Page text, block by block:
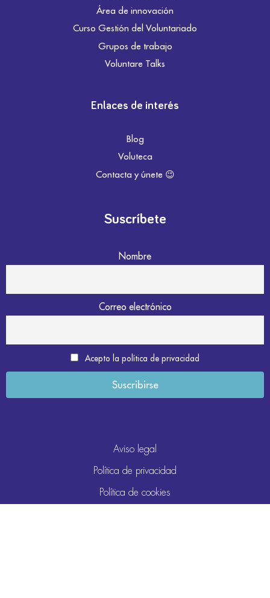
Área de innovación
Curso Gestión del Voluntariado
Grupos de trabajo
Voluntare Talks
Enlaces de interés
Blog
Voluteca
Contacta y únete 😉
Suscríbete
Nombre
Correo electrónico
Acepto la política de privacidad
Aviso legal
Política de privacidad
Política de cookies